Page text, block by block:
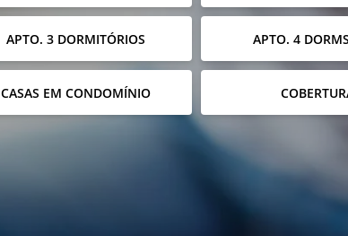
APTO. 3 DORMITÓRIOS APTO. 4
CASAS EM CONDOMÍNIO